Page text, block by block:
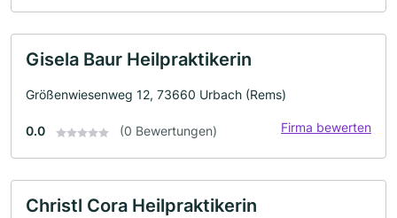
Gisela Baur Heilpraktikerin
Größenwiesenweg 12, 73660 Urbach (Rems)
0.0 (0 Bewertungen) Firma bewerten
Christl Cora Heilpraktikerin